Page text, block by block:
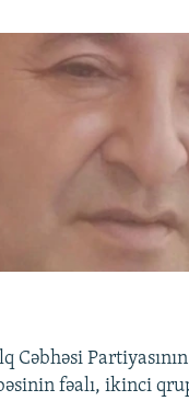
Cəbhəsi
fəalı, ikinci